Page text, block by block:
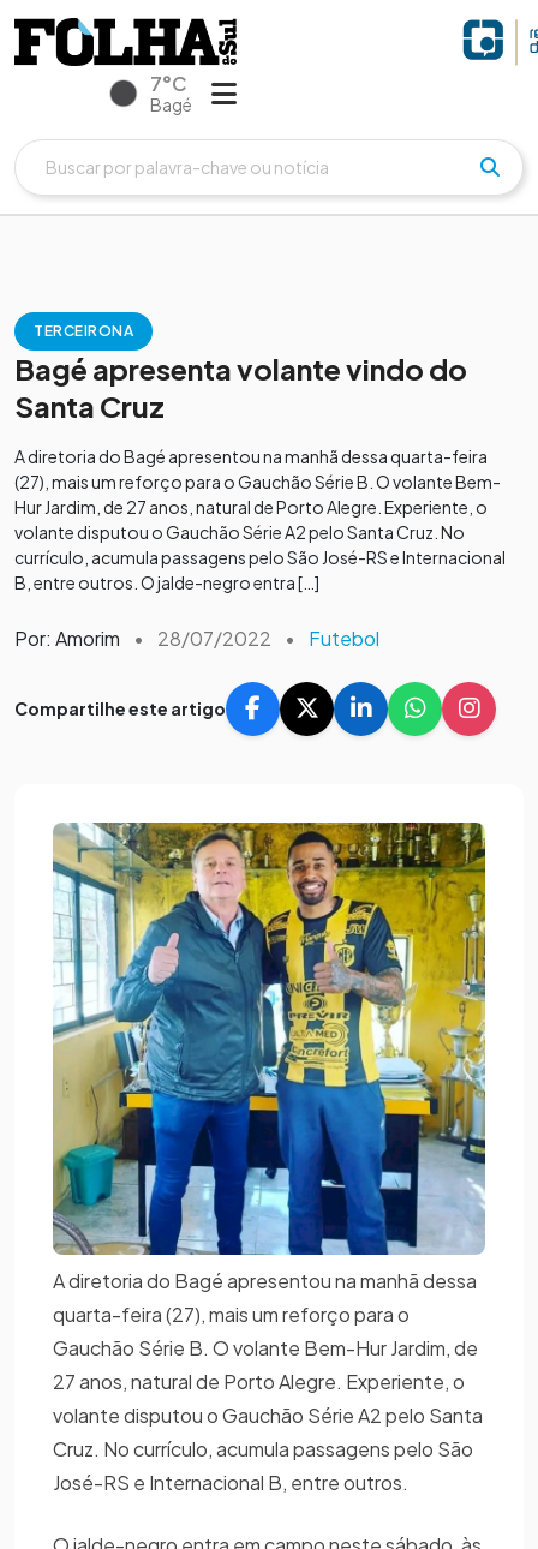
7°C
Bagé
TERCEIRONA
Bagé apresenta volante vindo do
Santa Cruz
A diretoria do Bagé apresentou na manhã dessa quarta-feira
(27), mais um reforço para o Gauchão Série B. O volante Bem-
Hur Jardim, de 27 anos, natural de Porto Alegre. Experiente, o
volante disputou o Gauchão Série A2 pelo Santa Cruz. No
currículo, acumula passagens pelo São José-RS e Internacional
B, entre outros. O jalde-negro entra […]
Por: Amorim • 28/07/2022 • Futebol
Compartilhe este artigo
A diretoria do Bagé apresentou na manhã dessa
quarta-feira (27), mais um reforço para o
Gauchão Série B. O volante Bem-Hur Jardim, de
27 anos, natural de Porto Alegre. Experiente, o
volante disputou o Gauchão Série A2 pelo Santa
Cruz. No currículo, acumula passagens pelo São
José-RS e Internacional B, entre outros.